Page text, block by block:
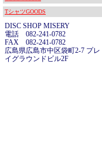
TシャツGOODS
DISC SHOP MISERY
電話 082-241-0782
FAX 082-241-0782
広島県広島市中区袋町2-7 プレ
イグラウンドビル2F